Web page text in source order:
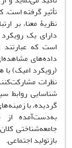
تأثیر گرفته است.
نظریۀ معنا، بر
دارای یک
است که عبارتند
داده‌های
(رویکرد‌ امیک)
نظرات
شناسایی روابط
گردیده، با
به‌دست‌آمده از
جامعه‌شناختی
بازتولید اجتماعی.